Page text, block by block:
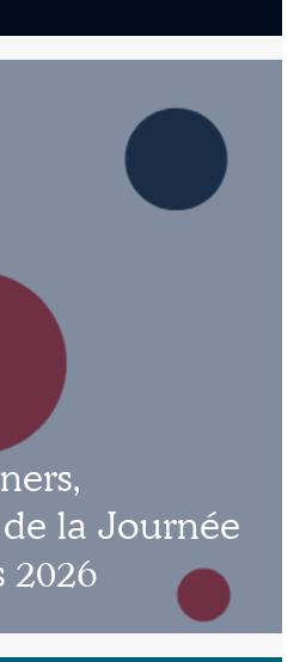
la Journée
2026